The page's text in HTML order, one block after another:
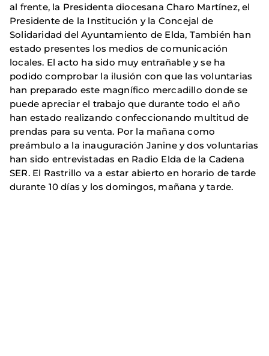
al frente, la Presidenta diocesana Charo Martínez, el
Presidente de la Institución y la Concejal de
Solidaridad del Ayuntamiento de Elda, También han
estado presentes los medios de comunicación
locales. El acto ha sido muy entrañable y se ha
podido comprobar la ilusión con que las voluntarias
han preparado este magnífico mercadillo donde se
puede apreciar el trabajo que durante todo el año
han estado realizando confeccionando multitud de
prendas para su venta. Por la mañana como
preámbulo a la inauguración Janine y dos voluntarias
han sido entrevistadas en Radio Elda de la Cadena
SER. El Rastrillo va a estar abierto en horario de tarde
durante 10 días y los domingos, mañana y tarde.